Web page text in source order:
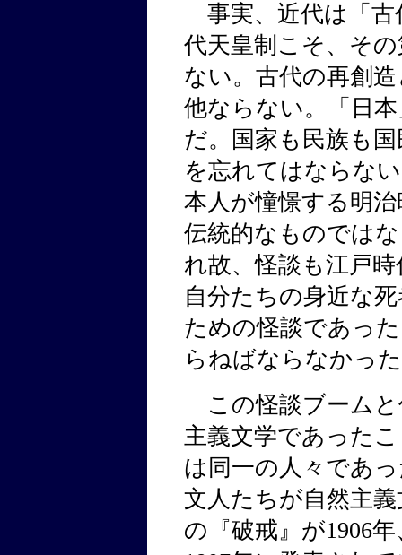
事実、近代は「古
代天皇制こそ、そ
ない。古代の再創
他ならない。「日
だ。国家も民族も
を忘れてはならな
本人が憧憬する明
伝統的なものでは
れ故、怪談も江戸
自分たちの身近な
ための怪談であっ
らねばならなかっ
この怪談ブームと
主義文学であった
は同一の人々であ
文人たちが自然主
の『破戒』が1906